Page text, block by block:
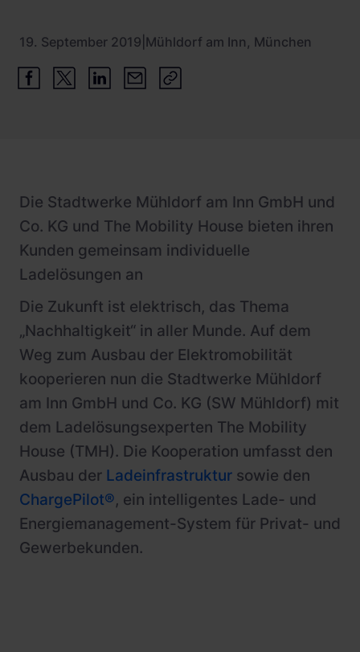
19. September 2019 Mühldorf am Inn, München
Die Stadtwerke Mühldorf am Inn GmbH und
Co. KG und The Mobility House bieten ihren
Kunden gemeinsam individuelle
Ladelösungen an
Die Zukunft ist elektrisch, das Thema
„Nachhaltigkeit“ in aller Munde. Auf dem
Weg zum Ausbau der Elektromobilität
kooperieren nun die Stadtwerke Mühldorf
am Inn GmbH und Co. KG (SW Mühldorf) mit
dem Ladelösungsexperten The Mobility
House (TMH). Die Kooperation umfasst den
Ausbau der Ladeinfrastruktur sowie den
ChargePilot®, ein intelligentes Lade- und
Energiemanagement-System für Privat- und
Gewerbekunden.